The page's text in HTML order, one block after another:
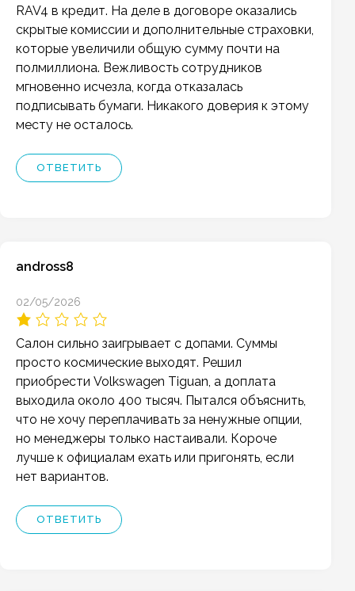
RAV4 в кредит. На деле в договоре оказались
скрытые комиссии и дополнительные страховки,
которые увеличили общую сумму почти на
полмиллиона. Вежливость сотрудников
мгновенно исчезла, когда отказалась
подписывать бумаги. Никакого доверия к этому
месту не осталось.
ОТВЕТИТЬ
andross8
02/05/2026
Салон сильно заигрывает с допами. Суммы
просто космические выходят. Решил
приобрести Volkswagen Tiguan, а доплата
выходила около 400 тысяч. Пытался объяснить,
что не хочу переплачивать за ненужные опции,
но менеджеры только настаивали. Короче
лучше к официалам ехать или пригонять, если
нет вариантов.
ОТВЕТИТЬ